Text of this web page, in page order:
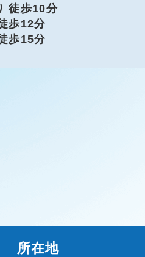
徒歩10分
歩12分
歩15分
所在地